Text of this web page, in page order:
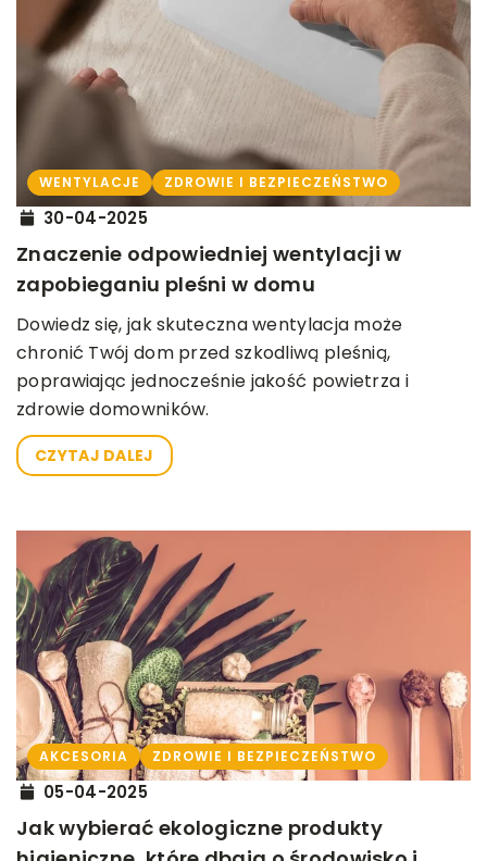
WENTYLACJE ZDROWIE I BEZPIECZEŃSTWO
30-04-2025
Znaczenie odpowiedniej wentylacji w
zapobieganiu pleśni w domu
Dowiedz się, jak skuteczna wentylacja może
chronić Twój dom przed szkodliwą pleśnią,
poprawiając jednocześnie jakość powietrza i
zdrowie domowników.
CZYTAJ DALEJ
AKCESORIA ZDROWIE I BEZPIECZEŃSTWO
05-04-2025
Jak wybierać ekologiczne produkty